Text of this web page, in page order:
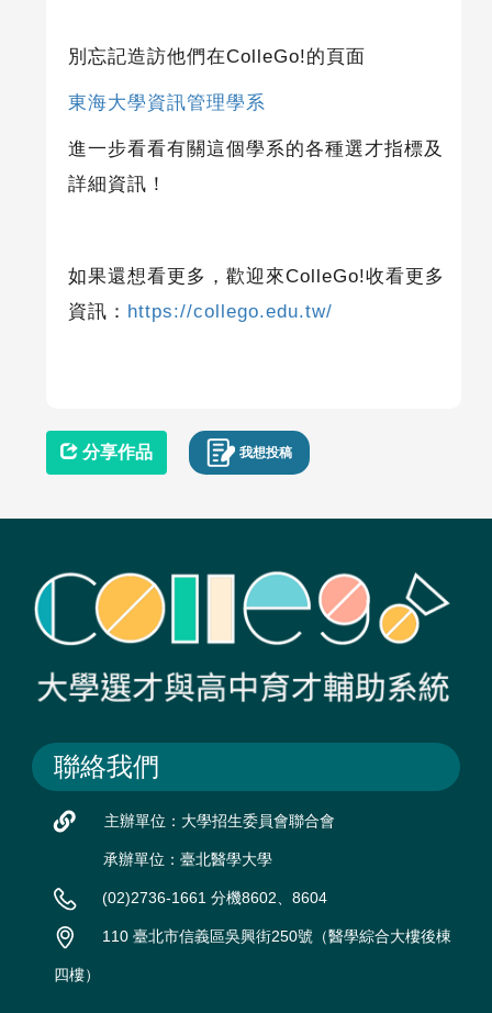
別忘記造訪他們在ColleGo!的頁面
東海大學資訊管理學系
進一步看看有關這個學系的各種選才指標及
詳細資訊！
如果還想看更多，歡迎來ColleGo!收看更多
資訊： https://collego.edu.tw/
分享作品 我想投稿
聯絡我們
主辦單位：大學招生委員會聯合會
承辦單位：臺北醫學大學
(02)2736-1661 分機8602、8604
110 臺北市信義區吳興街250號（醫學綜合大樓後棟
四樓）